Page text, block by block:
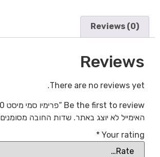
Reviews (0)
Reviews
There are no reviews yet.
Be the first to review “פרימיו סמי מיסט 750 גרם”
האימייל לא יוצג באתר. שדות החובה מסומנים
Your rating
*